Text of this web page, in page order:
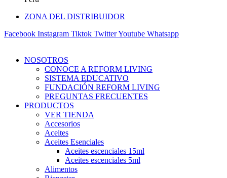
ZONA DEL DISTRIBUIDOR
Facebook Instagram Tiktok TwitterYoutube Whatsapp
NOSOTROS
CONOCE A REFORM LIVING
SISTEMA EDUCATIVO
FUNDACIÓN REFORM LIVING
PREGUNTAS FRECUENTES
PRODUCTOS
VER TIENDA
Accesorios
Aceites
Aceites Esenciales
Aceites escenciales 15ml
Aceites escenciales 5ml
Alimentos